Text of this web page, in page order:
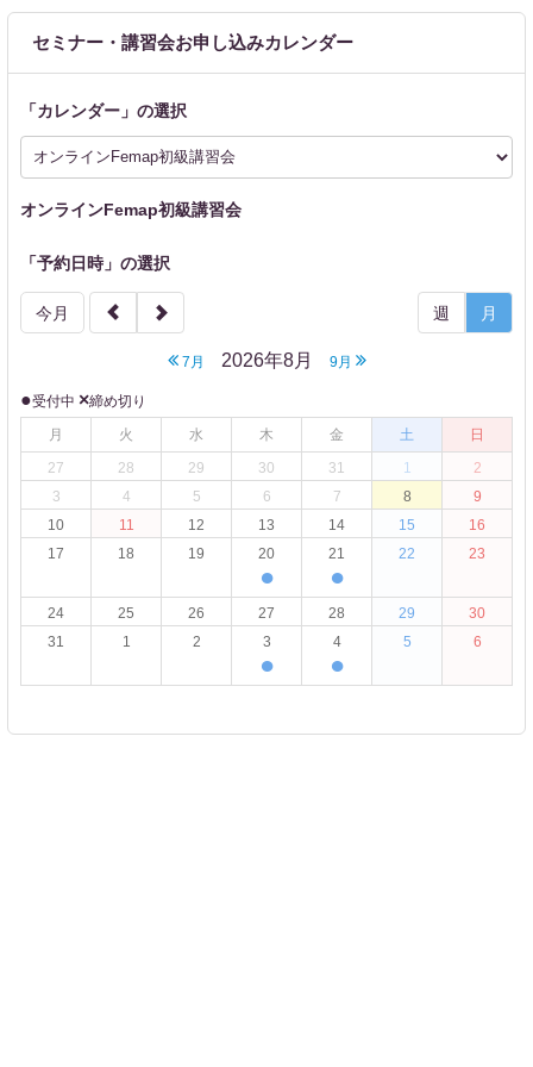
セミナー・講習会お申し込みカレンダー
「カレンダー 」の選択
オンラインFemap初級講習会
「予約日時」の選択
今月
7月 2026年8月 9月
週 月
●受付中 ×締め切り
月
火 水 木 金 土
日
27
28 29 30 31 1
2
3
4 5 6 7 8
9
10
11 12 13 14 15
16
17
18 19 20
●
21
●
22 23
24 25 26 27 28 29
30
31
1 2 3
●
4
●
5 6